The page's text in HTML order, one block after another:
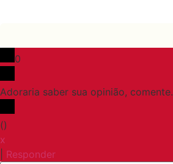
0
Adoraria saber sua opinião, comente.
()
x
Responder